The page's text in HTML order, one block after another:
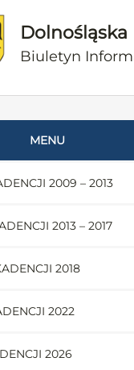
Dolnośląska
Biuletyn
MENU
2009 – 2013
2013 – 2017
2018
2022
2026